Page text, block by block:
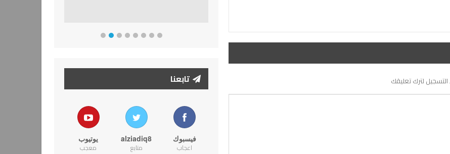
لترك تعليقك تابعنا
فيسبوك
اعجاب
alziadiq8
متابع
يوتيوب
معجب